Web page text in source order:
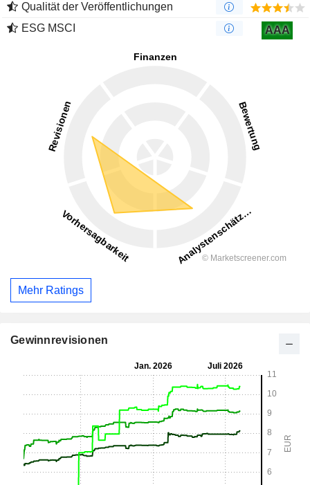
Qualität der Veröffentlichungen
ESG MSCI
AAA
Mehr Ratings
Gewinnrevisionen